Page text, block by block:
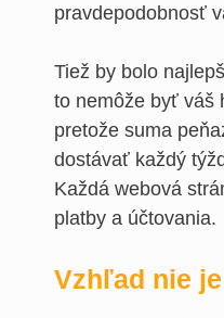
pravdepodobnosť
Tiež by bolo
to nemôže byť váš
pretože suma
dostávať každý
Každá webová
platby a účtovania.
Vzhľad nie